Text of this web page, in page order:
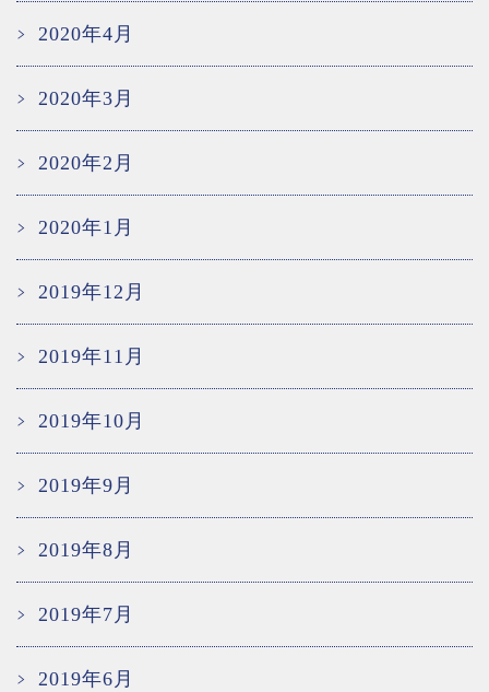
2020年4月
2020年3月
2020年2月
2020年1月
2019年12月
2019年11月
2019年10月
2019年9月
2019年8月
2019年7月
2019年6月